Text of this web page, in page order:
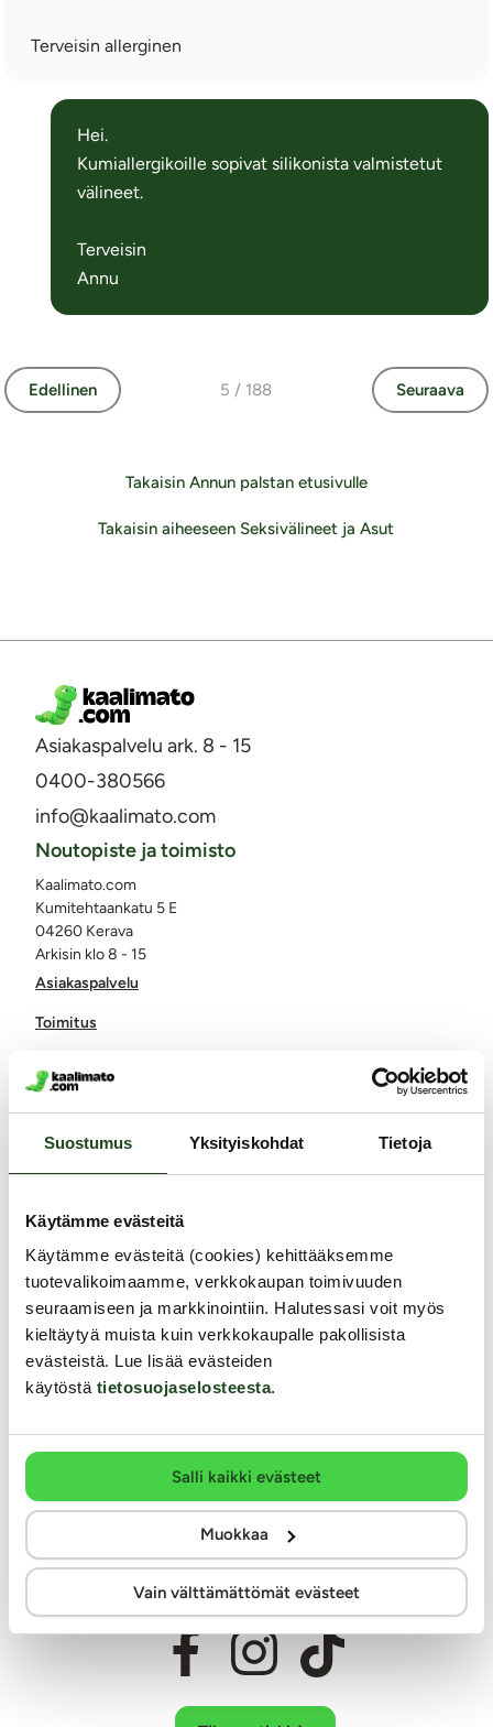
Suostumus Yksityiskohdat Tietoja
Käytämme evästeitä
Käytämme evästeitä (cookies) kehittääksemme
tuotevalikoimaamme, verkkokaupan toimivuuden
seuraamiseen ja markkinointiin. Halutessasi voit myös
kieltäytyä muista kuin verkkokaupalle pakollisista
evästeistä. Lue lisää evästeiden
käytöstä tietosuojaselosteesta.
Salli kaikki evästeet
Muokkaa
Vain välttämättömät evästeet
Terveisin allerginen
Hei.
Kumiallergikoille sopivat silikonista valmistetut
välineet.
Terveisin
Annu
Edellinen 5 / 188 Seuraava
Takaisin Annun palstan etusivulle
Takaisin aiheeseen Seksivälineet ja Asut
Asiakaspalvelu ark. 8 - 15
0400-380566
info@kaalimato.com
Asiakaspalvelu
Toimitus
Lähetysseuranta
Saavutettavuusseloste
Markkinointi ja yhteistyöt
Noutopiste ja toimisto
Kaalimato.com
Kumitehtaankatu 5 E
04260 Kerava
Arkisin klo 8 - 15
Miksi juuri Kaalimato.com
Laaja ja monipuolinen valikoima eroottisia tuotteita
Arkisin ennen klo 14 tehdyt tilaukset lähetetään vielä samana
päivänä
Aina huomaamaton paketti
Paljon joustavia toimitustapoja alk. 0 €
Laaja valikoima helppoja maksutapoja
Asiantunteva henkilökunta
Ystävällinen ja auttava asiakaspalvelu
100% kotimainen verkkokauppa
Seuraa meitä somessa